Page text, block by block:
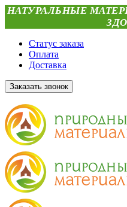
НАТУРАЛЬНЫЕ
Статус заказа
Оплата
Доставка
Заказать звонок